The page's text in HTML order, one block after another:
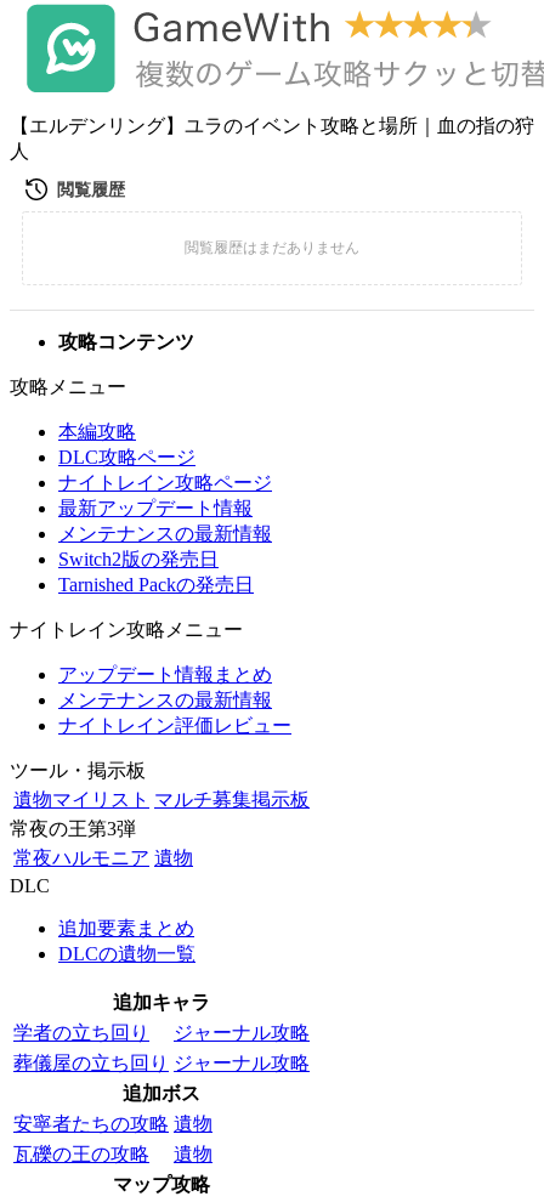
【エルデンリング】ユラのイベント攻略と場所｜血の指の狩
人
攻略コンテンツ
攻略メニュー
本編攻略
DLC攻略ページ
ナイトレイン攻略ページ
最新アップデート情報
メンテナンスの最新情報
Switch2版の発売日
Tarnished Packの発売日
ナイトレイン攻略メニュー
アップデート情報まとめ
メンテナンスの最新情報
ナイトレイン評価レビュー
ツール・掲示板
遺物マイリスト マルチ募集掲示板
常夜の王第3弾
常夜ハルモニア 遺物
DLC
追加要素まとめ
DLCの遺物一覧
追加キャラ
学者の立ち回り
ジャーナル攻略
葬儀屋の立ち回り ジャーナル攻略
追加ボス
安寧者たちの攻略 遺物
瓦礫の王の攻略
遺物
マップ攻略